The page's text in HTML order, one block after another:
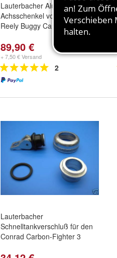
Lauterbacher Alu
Achsschenkel vorne für den
Reely Buggy Carbon Fighter 3
89,90 €
+ 7,50 € Versand
2
Lauterbacher
Schnelltankverschluß für den
Conrad Carbon-Fighter 3